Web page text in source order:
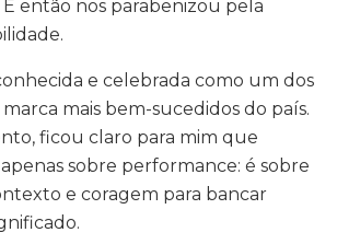
então nos parabenizou pela
e celebrada como um dos
mais bem-sucedidos do país.
ficou claro para mim que
sobre performance: é sobre
e coragem para bancar